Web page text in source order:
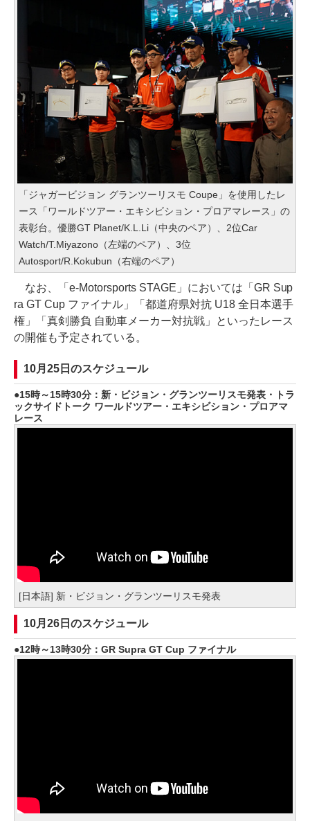
「ジャガービジョン グランツーリスモ Coupe」を使用したレ
ース「ワールドツアー・エキシビション・プロアマレース」の
表彰台。優勝GT Planet/K.L.Li（中央のペア）、2位Car
Watch/T.Miyazono（左端のペア）、3位
Autosport/R.Kokubun（右端のペア）
なお、「e-Motorsports STAGE」においては「GR Sup
ra GT Cup ファイナル」「都道府県対抗 U18 全日本選手
権」「真剣勝負 自動車メーカー対抗戦」といったレース
の開催も予定されている。
10月25日のスケジュール
15時～15時30分：新・ビジョン・グランツーリスモ発表・トラ
ックサイドトーク ワールドツアー・エキシビション・プロアマ
レース
[日本語] 新・ビジョン・グランツーリスモ発表
10月26日のスケジュール
12時～13時30分：GR Supra GT Cup ファイナル